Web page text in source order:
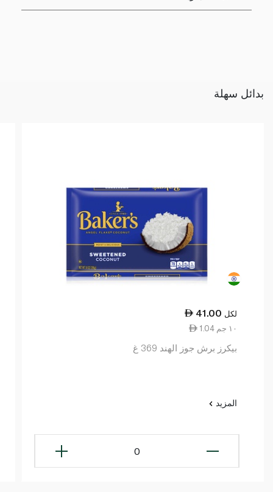
بدائل سهلة
41.00 لكل
1.04 ١٠ جم
بيكرز برش جوز الهند 369 غ
المزيد
0